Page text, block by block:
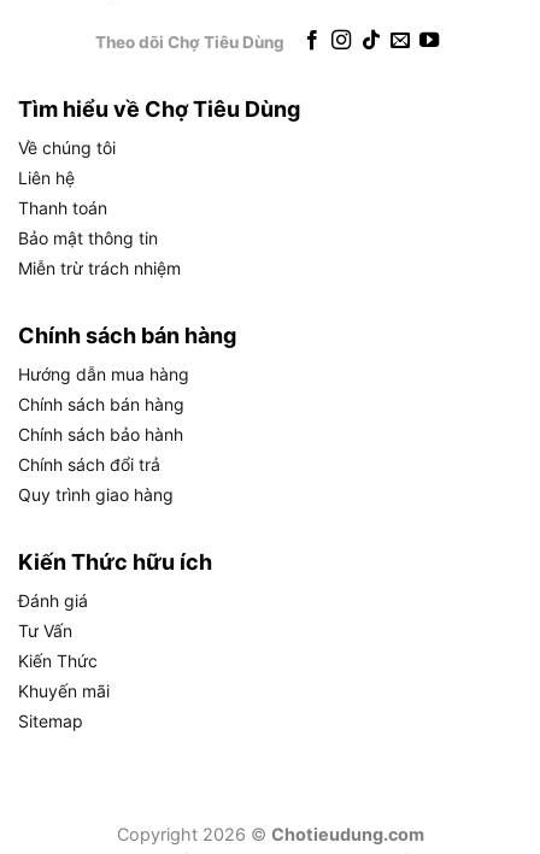
Cụ thể, trong thực tế sử dụng, động cơ brushless
Tuổi thọ cao hơn:
mòn theo thời gian, vòng đời động cơ kéo dài
đáng kể so với máy dùng động cơ chổi than
thông thường.
Hiệu suất điện năng tốt hơn:
đồng nghĩa với thời gian sử dụng trên mỗi lần
sạc pin dài hơn.
Ít nhiệt sinh ra:
hành liên tục, giúp bảo vệ cả động cơ lẫn pin
20V tích hợp.
Bảo trì đơn giản:
dưỡng lâu dài.
Về ý nghĩa của con số 300 N.m trong thực tế: mức
lực siết này đủ để xử lý bu lông từ M10 đến M24
trên các ứng dụng cơ khí nhẹ đến trung bình như
Theo dõi Chợ Tiêu Dùng
Tìm hiểu về Chợ Tiêu Dùng
Về chúng tôi
Liên hệ
Thanh toán
Bảo mật thông tin
Miễn trừ trách nhiệm
Chính sách bán hàng
Hướng dẫn mua hàng
Chính sách bán hàng
Chính sách bảo hành
Chính sách đổi trả
Quy trình giao hàng
Kiến Thức hữu ích
Đánh giá
Tư Vấn
Kiến Thức
Khuyến mãi
Sitemap
Copyright 2026 © Chotieudung.com